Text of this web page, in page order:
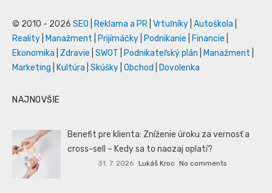
© 2010 - 2026 SEO Reklama a PR Vrtuľníky Autoškola
Reality
Manažment Prijímáčky Podnikanie Financie
Ekonomika
Zdravie SWOT Podnikateľský plán Manažment
Marketing
Kultúra Skúšky Obchod Dovolenka
NAJNOVŠIE
Benefit pre klienta: Zníženie úroku za vernosť a
cross-sell – Kedy sa to naozaj oplatí?
31. 7. 2026 Lukáš Kroc No comments